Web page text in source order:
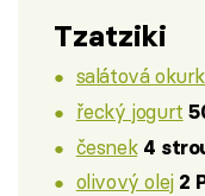
Tzatziki
salátová
řecký jogurt
česnek 4
olivový olej 2